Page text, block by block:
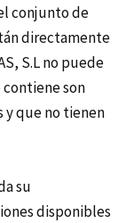
conjunto de
directamente
S.L no puede
son
y que no tienen
su
disponibles